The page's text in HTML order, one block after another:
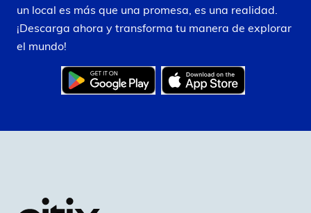
un local es más que una promesa, es una realidad.
¡Descarga ahora y transforma tu manera de explorar
el mundo!